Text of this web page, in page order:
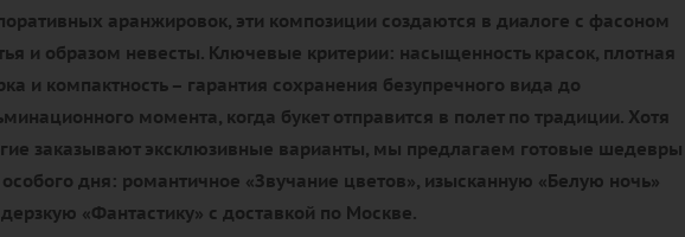
аранжировок, эти композиции создаются в диалоге с фасоном
и образом невесты. Ключевые критерии: насыщенность красок, плотная
и компактность – гарантия сохранения безупречного вида до
момента, когда букет отправится в полет по традиции. Хотя
заказывают эксклюзивные варианты, мы предлагаем готовые шедевры
дня: романтичное «Звучание цветов», изысканную «Белую ночь»
«Фантастику» с доставкой по Москве.